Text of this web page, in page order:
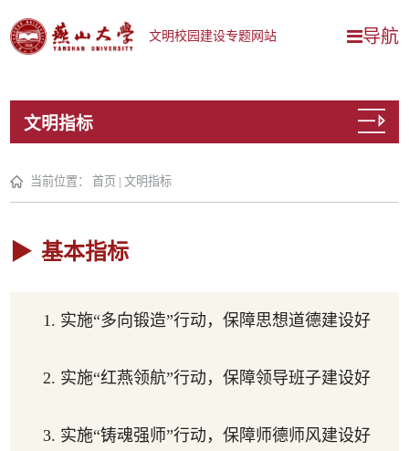
文明校园建设专题网站 导航
文明指标
当前位置：首页 |文明指标
基本指标
1. 实施“多向锻造”行动，保障思想道德建设好
2. 实施“红燕领航”行动，保障领导班子建设好
3. 实施“铸魂强师”行动，保障师德师风建设好